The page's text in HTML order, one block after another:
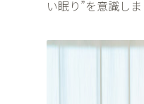
い眠り”を意識し